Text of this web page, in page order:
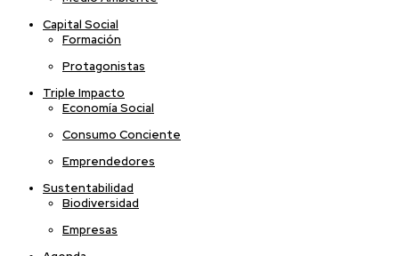
Capital Social
Formación
Protagonistas
Triple Impacto
Economía Social
Consumo Conciente
Emprendedores
Sustentabilidad
Biodiversidad
Empresas